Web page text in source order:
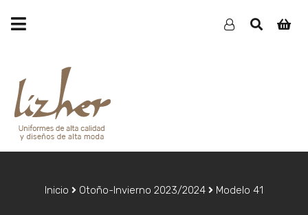
Inicio Otoño-Invierno 2023/2024 Modelo 41